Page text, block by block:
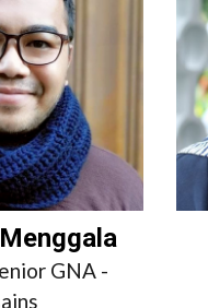
GNA -